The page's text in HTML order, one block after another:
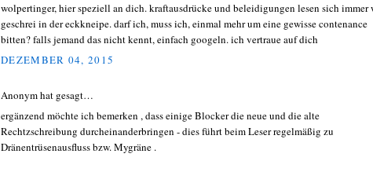
wolpertinger, hier speziell an dich. kraftausdrücke und beleidigungen lesen sich immer
geschrei in der eckkneipe. darf ich, muss ich, einmal mehr um eine gewisse contenance
bitten? falls jemand das nicht kennt, einfach googeln. ich vertraue auf dich
DEZEMBER 04, 2015
Anonym hat gesagt…
ergänzend möchte ich bemerken , dass einige Blocker die neue und die alte
Rechtzschreibung durcheinanderbringen - dies führt beim Leser regelmäßig zu
Dränentrüsenausfluss bzw. Mygräne .